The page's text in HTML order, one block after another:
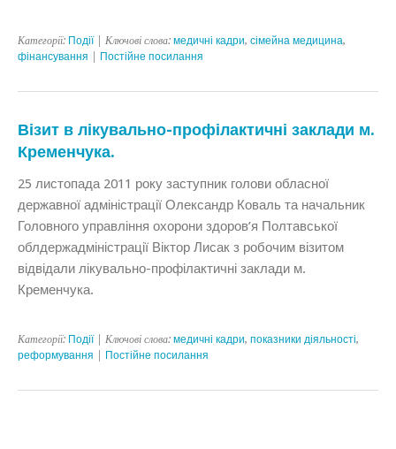
Категорії: Події| Ключові слова: медичні кадри, сімейна медицина,
фінансування
Постійне посилання
Візит в лікувально-профілактичні заклади м.
Кременчука.
25 листопада 2011 року заступник голови обласної
державної адміністрації Олександр Коваль та начальник
Головного управління охорони здоров’я Полтавської
облдержадміністрації Віктор Лисак з робочим візитом
відвідали лікувально-профілактичні заклади м.
Кременчука.
Категорії: Події| Ключові слова: медичні кадри, показники діяльності,
реформування
Постійне посилання